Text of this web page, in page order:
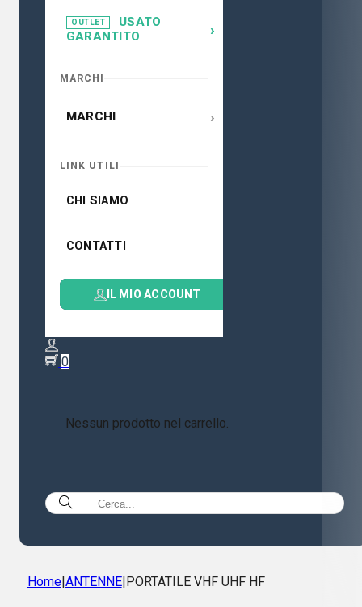
OUTLET
USATO
GARANTITO
›
MARCHI
MARCHI ›
LINK UTILI
CHI SIAMO
CONTATTI
IL MIO ACCOUNT
0
Nessun prodotto nel carrello.
Home| ANTENNE| PORTATILE VHF UHF HF